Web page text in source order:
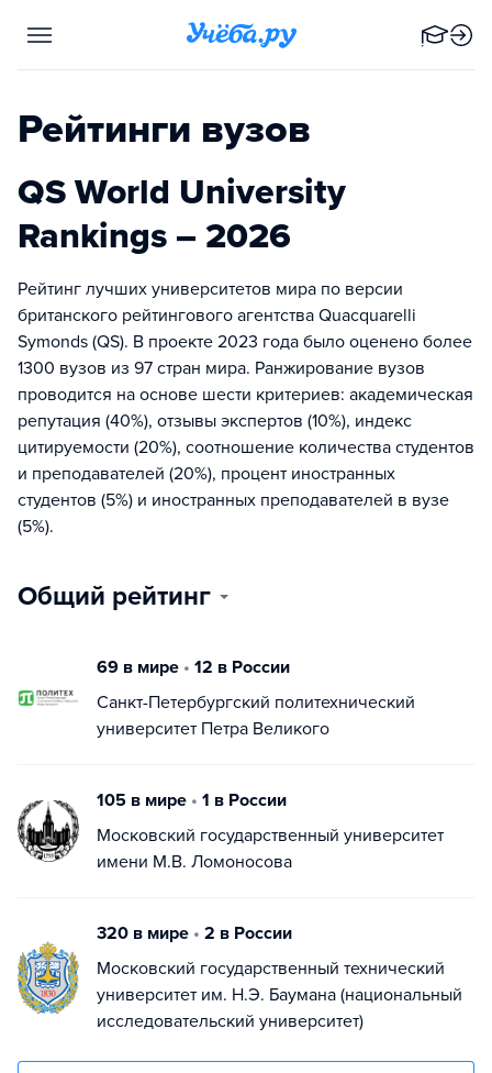
Рейтинги вузов
QS World University
Rankings – 2026
Рейтинг лучших университетов мира по версии
британского рейтингового агентства Quacquarelli
Symonds (QS). В проекте 2023 года было оценено более
1300 вузов из 97 стран мира. Ранжирование вузов
проводится на основе шести критериев: академическая
репутация (40%), отзывы экспертов (10%), индекс
цитируемости (20%), cоотношение количества студентов
и преподавателей (20%), процент иностранных
студентов (5%) и иностранных преподавателей в вузе
(5%).
Общий рейтинг
69 в мире • 12 в России
Санкт-Петербургский политехнический
университет Петра Великого
105 в мире • 1 в России
Московский государственный университет
имени М.В. Ломоносова
320 в мире • 2 в России
Московский государственный технический
университет им. Н.Э. Баумана (национальный
исследовательский университет)